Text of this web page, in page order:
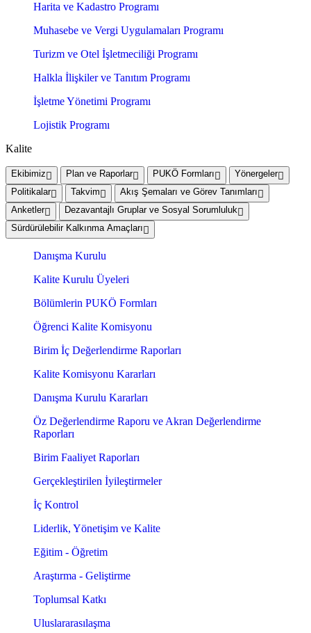
Harita ve Kadastro Programı
Muhasebe ve Vergi Uygulamaları Programı
Turizm ve Otel İşletmeciliği Programı
Halkla İlişkiler ve Tanıtım Programı
İşletme Yönetimi Programı
Lojistik Programı
Kalite
Ekibimiz Plan ve Raporlar PUKÖ Formları
Yönergeler
Politikalar
Takvim
Akış Şemaları ve Görev Tanımları
Anketler
Dezavantajlı Gruplar ve Sosyal Sorumluluk
Sürdürülebilir Kalkınma Amaçları
Danışma Kurulu
Kalite Kurulu Üyeleri
Bölümlerin PUKÖ Formları
Öğrenci Kalite Komisyonu
Birim İç Değerlendirme Raporları
Kalite Komisyonu Kararları
Danışma Kurulu Kararları
Öz Değerlendirme Raporu ve Akran Değerlendirme
Raporları
Birim Faaliyet Raporları
Gerçekleştirilen İyileştirmeler
İç Kontrol
Liderlik, Yönetişim ve Kalite
Eğitim - Öğretim
Araştırma - Geliştirme
Toplumsal Katkı
Uluslararasılaşma